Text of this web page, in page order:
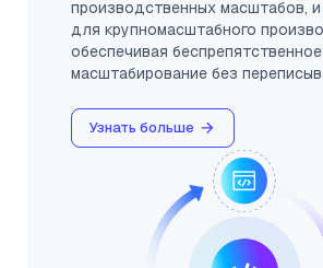
производственных масштабов,
для крупномасштабного
обеспечивая беспрепятственное
масштабирование без
Узнать больше